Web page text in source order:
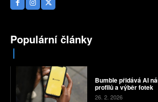
Populární články
Bumble přidává AI
profilů a výběr fotek
26. 2. 2026